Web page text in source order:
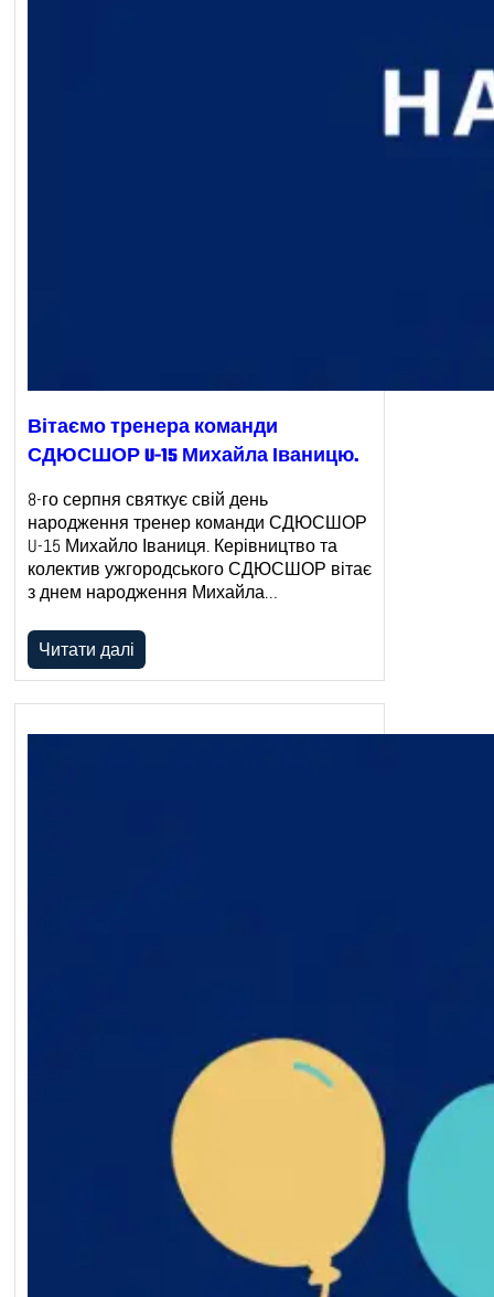
Вітаємо тренера команди
СДЮСШОР U-15 Михайла Іваницю.
8-го серпня святкує свій день
народження тренер команди СДЮСШОР
U-15 Михайло Іваниця. Керівництво та
колектив ужгородського СДЮСШОР вітає
з днем народження Михайла…
Читати далі